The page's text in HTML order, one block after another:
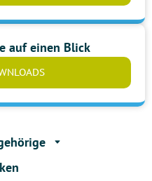
auf einen Blick